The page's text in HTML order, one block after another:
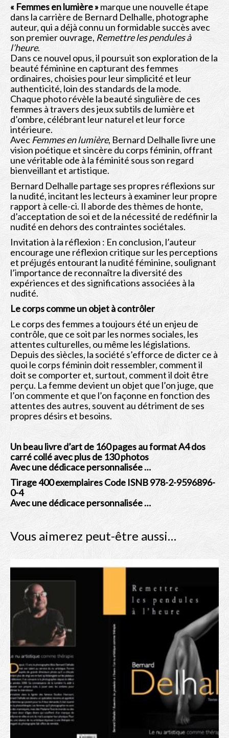
« Femmes en lumière »marque une nouvelle étape
dans la carrière de Bernard Delhalle, photographe
auteur, qui a déjà connu un formidable succès avec
son premier ouvrage, Remettre les pendules à
l’heure.
Dans ce nouvel opus, il poursuit son exploration de la
beauté féminine en capturant des femmes
ordinaires, choisies pour leur simplicité et leur
authenticité, loin des standards de la mode.
Chaque photo révèle la beauté singulière de ces
femmes à travers des jeux subtils de lumière et
d’ombre, célébrant leur naturel et leur force
intérieure.
AvecFemmes en lumière, Bernard Delhalle livre une
vision poétique et sincère du corps féminin, offrant
une véritable ode à la féminité sous son regard
bienveillant et artistique.
Bernard Delhalle partage ses propres réflexions sur
la nudité, incitant les lecteurs à examiner leur propre
rapport à celle-ci. Il aborde des thèmes de honte,
d’acceptation de soi et de la nécessité de redéfinir la
nudité en dehors des contraintes sociétales.
Invitation à la réflexion : En conclusion, l’auteur
encourage une réflexion critique sur les perceptions
et préjugés entourant la nudité féminine, soulignant
l’importance de reconnaître la diversité des
expériences et des significations associées à la
nudité.
Le corps comme un objet à contrôler
Le corps des femmes a toujours été un enjeu de
contrôle, que ce soit par les normes sociales, les
attentes culturelles, ou même les législations.
Depuis des siècles, la société s’efforce de dicter ce à
quoi le corps féminin doit ressembler, comment il
doit se comporter et, surtout, comment il doit être
perçu. La femme devient un objet que l’on juge, que
l’on commente et que l’on façonne en fonction des
attentes des autres, souvent au détriment de ses
propres désirs et besoins.
Un beau livre d’art de 160 pages au format A4 dos
carré collé avec plus de 130 photos
Avec une dédicace personnalisée …
Tirage 400 exemplaires Code ISNB978-2-9596896-
0-4
Avec une dédicace personnalisée …
Vous aimerez peut-être aussi…